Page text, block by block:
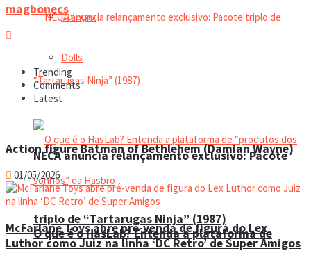
NECA anuncia relançamento exclusivo: Pacote
triplo de “Tartarugas Ninja” (1987)
Coleção
Dolls
Manual do colecionador
O que é o HasLab? Entenda a plataforma de
magbonecs
Trending
Comments
Latest
Action figure Batman of Bethlehem (Damian Wayne)
01/05/2026
McFarlane Toys abre pré-venda de figura do Lex
Luthor como Juiz na linha ‘DC Retro’ de Super Amigos